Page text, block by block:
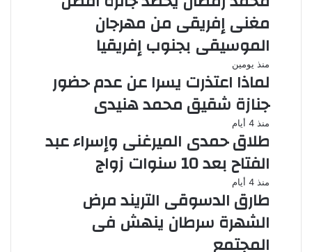
مغنى إفريقى من مهرجان
الموسيقى بجنوب إفريقيا
منذ يومين
لماذا اعتذرت يسرا عن عدم حضور
جنازة شقيق محمد هنيدى
منذ 4 أيام
طلاق حمدى الميرغنى وإسراء عبد
الفتاح بعد 10 سنوات زواج
منذ 4 أيام
طارق الدسوقى التريند مرض
الشهرة سرطان ينهش فى
المجتمع